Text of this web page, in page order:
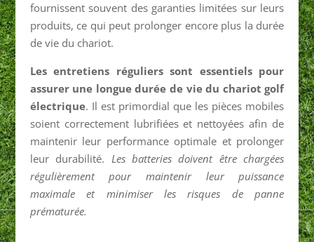
fournissent souvent des garanties limitées sur leurs
produits, ce qui peut prolonger encore plus la durée
de vie du chariot.
Les entretiens réguliers sont essentiels pour
assurer une longue durée de vie du chariot golf
électrique. Il est primordial que les pièces mobiles
soient correctement lubrifiées et nettoyées afin de
maintenir leur performance optimale et prolonger
leur durabilité. Les batteries doivent être chargées
régulièrement pour maintenir leur puissance
maximale et minimiser les risques de panne
prématurée.